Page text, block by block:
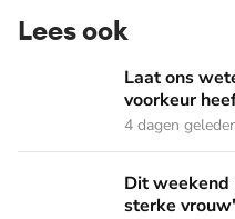
Lees ook
Laat ons weten welke
Laat ons
voorkeur
4 dagen
Dit weekend inDit weekend
sterke